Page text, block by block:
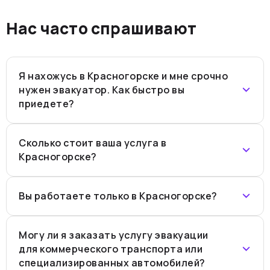
Нас часто спрашивают
Я нахожусь в Красногорске и мне срочно
нужен эвакуатор. Как быстро вы
приедете?
Сколько стоит ваша услуга в
Красногорске?
Вы работаете только в Красногорске?
Могу ли я заказать услугу эвакуации
для коммерческого транспорта или
специализированных автомобилей?